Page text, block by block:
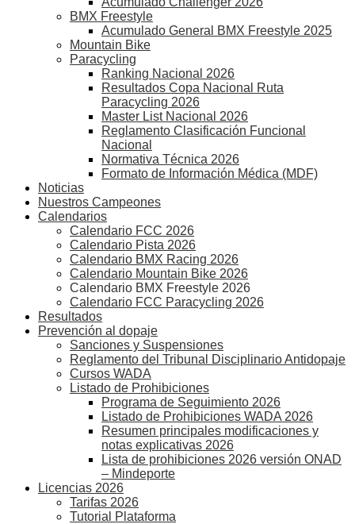
BMX Freestyle
Acumulado General BMX Freestyle 2025
Mountain Bike
Paracycling
Ranking Nacional 2026
Resultados Copa Nacional Ruta
Paracycling 2026
Master List Nacional 2026
Reglamento Clasificación Funcional
Nacional
Normativa Técnica 2026
Formato de Información Médica (MDF)
Noticias
Nuestros Campeones
Calendarios
Calendario FCC 2026
Calendario Pista 2026
Calendario BMX Racing 2026
Calendario Mountain Bike 2026
Calendario BMX Freestyle 2026
Calendario FCC Paracycling 2026
Resultados
Prevención al dopaje
Sanciones y Suspensiones
Reglamento del Tribunal Disciplinario Antidopaje
Cursos WADA
Listado de Prohibiciones
Programa de Seguimiento 2026
Listado de Prohibiciones WADA 2026
Resumen principales modificaciones y
notas explicativas 2026
Lista de prohibiciones 2026 versión ONAD
– Mindeporte
Licencias 2026
Tarifas 2026
Tutorial Plataforma